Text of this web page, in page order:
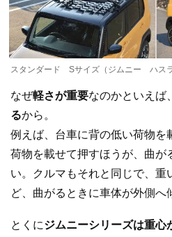
スタンダード Sサイズ（ジムニー ハス
なぜ軽さが重要なのかといえば
るから。
例えば、台車に背の低い荷物を
荷物を載せて押すほうが、曲が
い。クルマもそれと同じで、重
ど、曲がるときに車体が外側へ
とくにジムニーシリーズは重心